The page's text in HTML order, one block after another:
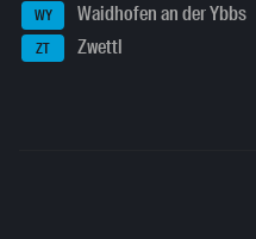
WY Waidhofen an der Ybbs
ZT Zwettl